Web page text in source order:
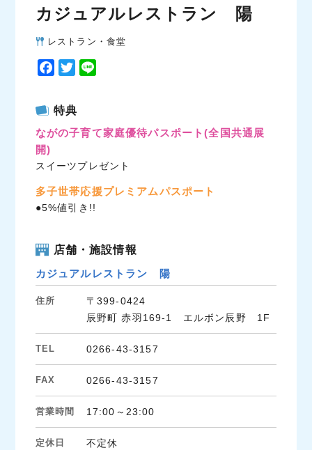
カジュアルレストラン 陽
レストラン・食堂
F
e
b
o
k
T
t
t
r
特典
ながの子育て家庭優待パスポート(全国共通展
開)
スイーツプレゼント
多子世帯応援プレミアムパスポート
●5%値引き!!
店舗・施設情報
カジュアルレストラン 陽
住所
〒399-0424
辰野町 赤羽169-1 エルボン辰野 1F
TEL 0266-43-3157
FAX 0266-43-3157
営業時間 17:00～23:00
定休日 不定休